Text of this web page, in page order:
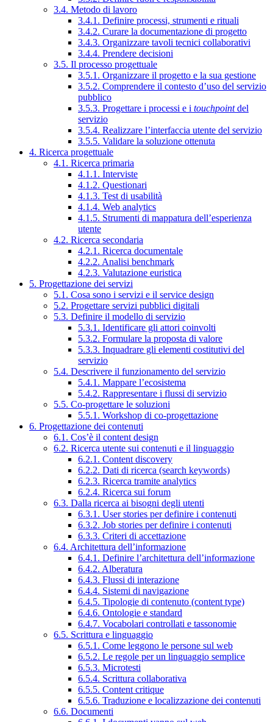
3.4. Metodo di lavoro
3.4.1. Definire processi, strumenti e rituali
3.4.2. Curare la documentazione di progetto
3.4.3. Organizzare tavoli tecnici collaborativi
3.4.4. Prendere decisioni
3.5. Il processo progettuale
3.5.1. Organizzare il progetto e la sua gestione
3.5.2. Comprendere il contesto d’uso del servizio
pubblico
3.5.3. Progettare i processi e i touchpointdel
servizio
3.5.4. Realizzare l’interfaccia utente del servizio
3.5.5. Validare la soluzione ottenuta
4. Ricerca progettuale
4.1. Ricerca primaria
4.1.1. Interviste
4.1.2. Questionari
4.1.3. Test di usabilità
4.1.4. Web analytics
4.1.5. Strumenti di mappatura dell’esperienza
utente
4.2. Ricerca secondaria
4.2.1. Ricerca documentale
4.2.2. Analisi benchmark
4.2.3. Valutazione euristica
5. Progettazione dei servizi
5.1. Cosa sono i servizi e il service design
5.2. Progettare servizi pubblici digitali
5.3. Definire il modello di servizio
5.3.1. Identificare gli attori coinvolti
5.3.2. Formulare la proposta di valore
5.3.3. Inquadrare gli elementi costitutivi del
servizio
5.4. Descrivere il funzionamento del servizio
5.4.1. Mappare l’ecosistema
5.4.2. Rappresentare i flussi di servizio
5.5. Co-progettare le soluzioni
5.5.1. Workshop di co-progettazione
6. Progettazione dei contenuti
6.1. Cos’è il content design
6.2. Ricerca utente sui contenuti e il linguaggio
6.2.1. Content discovery
6.2.2. Dati di ricerca (search keywords)
6.2.3. Ricerca tramite analytics
6.2.4. Ricerca sui forum
6.3. Dalla ricerca ai bisogni degli utenti
6.3.1. User stories per definire i contenuti
6.3.2. Job stories per definire i contenuti
6.3.3. Criteri di accettazione
6.4. Architettura dell’informazione
6.4.1. Definire l’architettura dell’informazione
6.4.2. Alberatura
6.4.3. Flussi di interazione
6.4.4. Sistemi di navigazione
6.4.5. Tipologie di contenuto (content type)
6.4.6. Ontologie e standard
6.4.7. Vocabolari controllati e tassonomie
6.5. Scrittura e linguaggio
6.5.1. Come leggono le persone sul web
6.5.2. Le regole per un linguaggio semplice
6.5.3. Microtesti
6.5.4. Scrittura collaborativa
6.5.5. Content critique
6.5.6. Traduzione e localizzazione dei contenuti
6.6. Documenti